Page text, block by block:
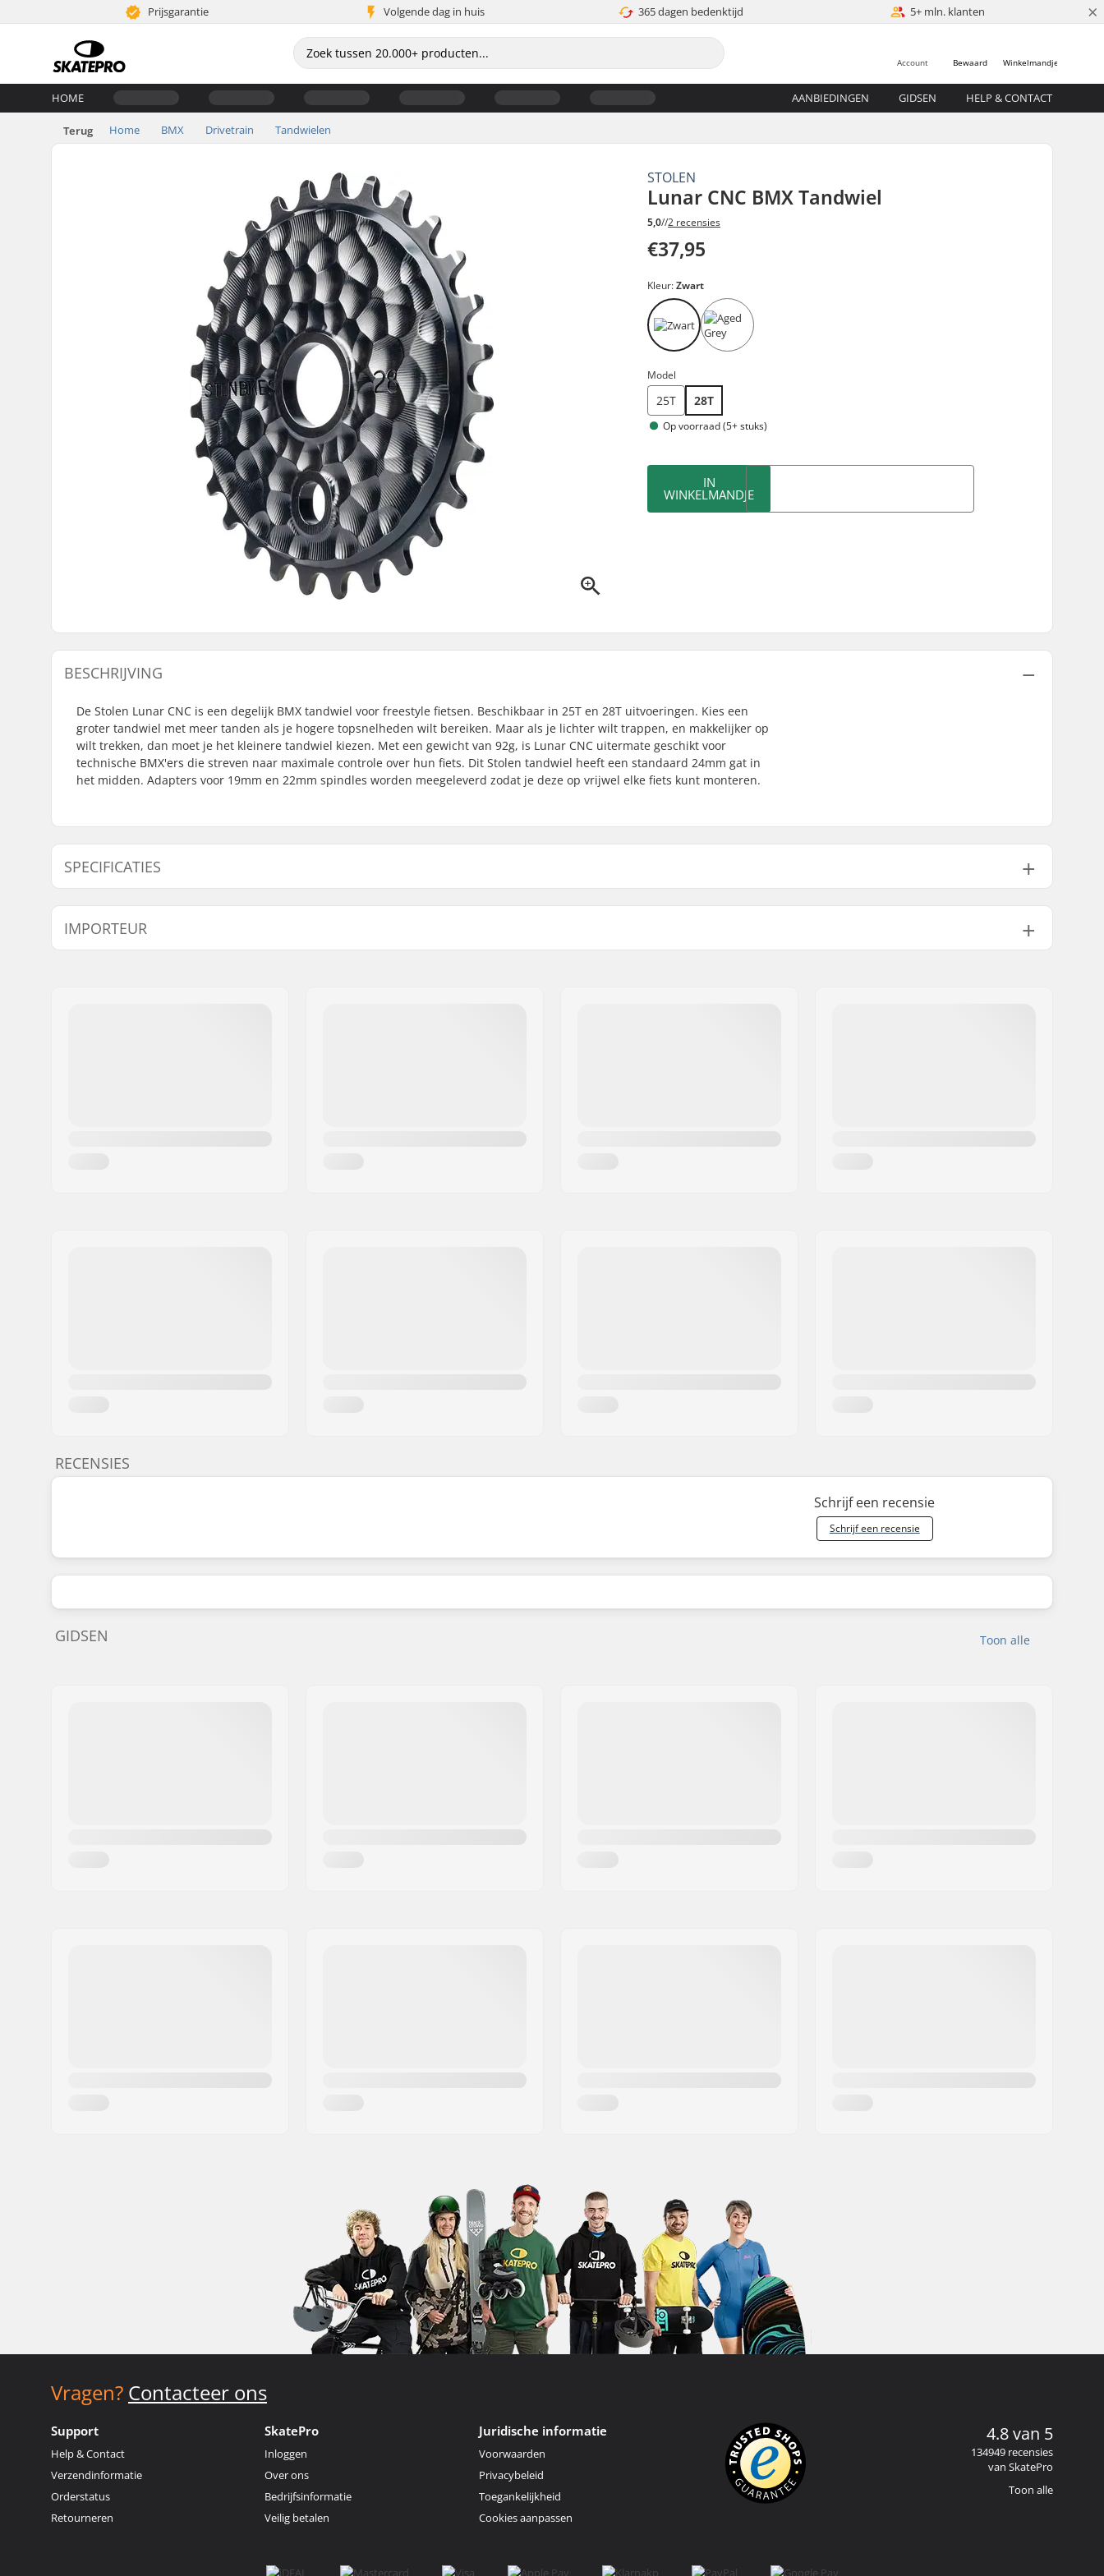
Prijsgarantie Volgende dag in huis 365 dagen bedenktijd 5+ mln. klanten ×
Winkelmandje
Bewaard
Account
HOME AANBIEDINGEN GIDSEN HELP & CONTACT
Terug Home BMX Drivetrain Tandwielen
STOLEN
Lunar CNC BMX Tandwiel
5,0//2 recensies
€37,95
Kleur:Zwart
Model
25T 28T
Op voorraad (5+ stuks)
IN
WINKELMANDJE
BESCHRIJVING
De Stolen Lunar CNC is een degelijk BMX tandwiel voor freestyle fietsen. Beschikbaar in 25T en 28T uitvoeringen. Kies een
groter tandwiel met meer tanden als je hogere topsnelheden wilt bereiken. Maar als je lichter wilt trappen, en makkelijker op
wilt trekken, dan moet je het kleinere tandwiel kiezen. Met een gewicht van 92g, is Lunar CNC uitermate geschikt voor
technische BMX'ers die streven naar maximale controle over hun fiets. Dit Stolen tandwiel heeft een standaard 24mm gat in
het midden. Adapters voor 19mm en 22mm spindles worden meegeleverd zodat je deze op vrijwel elke fiets kunt monteren.
SPECIFICATIES
Aantal tanden:
25T, 28T
Tandwiel installatie:
Gewicht:
92g
IMPORTEUR
RECENSIES
Schrijf een recensie
Schrijf een recensie
Toon alle
GIDSEN
Vragen? Contacteer ons
Support
Help & Contact
Verzendinformatie
Orderstatus
Retourneren
SkatePro
Inloggen
Over ons
Bedrijfsinformatie
Veilig betalen
Juridische informatie
Voorwaarden
Privacybeleid
Toegankelijkheid
Cookies aanpassen
4.8 van 5
134949 recensies
van SkatePro
Toon alle